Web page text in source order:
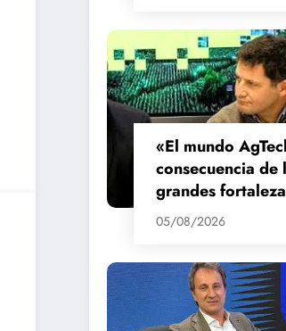
«El mundo
consecuencia de
grandes
tenemos en la
05/08/2026